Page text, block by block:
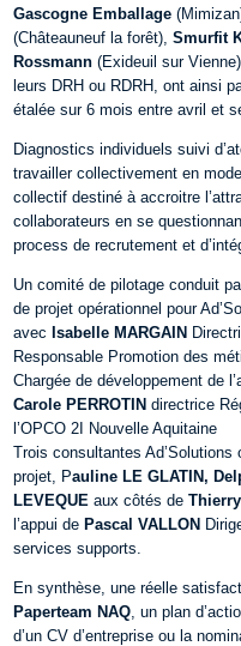
Gascogne Emballage
(Châteauneuf la forêt),Smurfit
Rossmann (Exideuil sur
leurs DRH ou RDRH, ont ainsi
étalée sur 6 mois entre avril et
Diagnostics individuels suivi
travailler collectivement en
collectif destiné à accroitre
collaborateurs en se
process de recrutement et
Un comité de pilotage conduit
de projet opérationnel pour
avec Isabelle MARGAIN
Responsable Promotion des
Chargée de développement de
Carole PERROTIN directrice
l’OPCO 2I Nouvelle Aquitaine
Trois consultantes
projet, Pauline LE GLATIN,
LEVEQUE aux côtés de
l’appui de Pascal VALLON
services supports.
En synthèse, une réelle
Paperteam NAQ , un plan
d’un CV d’entreprise ou la